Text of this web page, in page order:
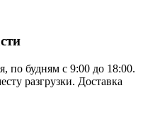
по будням с 9:00 до 18:00.
разгрузки. Доставка